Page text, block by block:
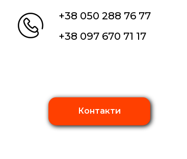
Контакти
+38 050 288 76 77
+38 097 670 71 17